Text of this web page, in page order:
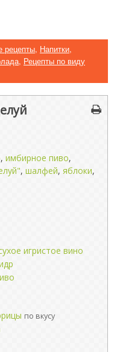
рецепты, Напитки,
, Рецепты по виду
, имбирное пиво,
, шалфей, яблоки,
игристое вино
по вкусу